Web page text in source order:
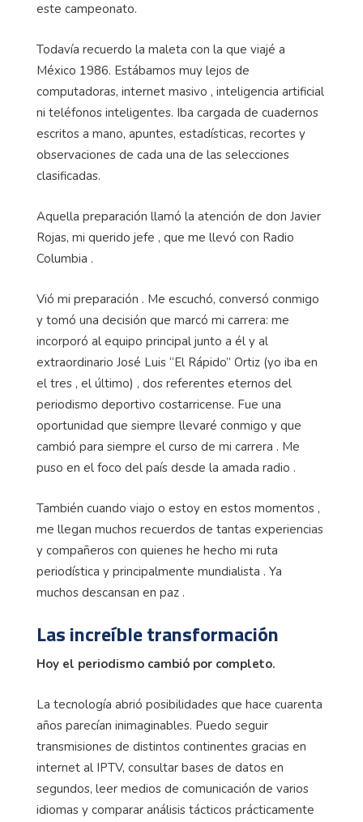
este campeonato.
Todavía recuerdo la maleta con la que viajé a
México 1986. Estábamos muy lejos de
computadoras, internet masivo , inteligencia artificial
ni teléfonos inteligentes. Iba cargada de cuadernos
escritos a mano, apuntes, estadísticas, recortes y
observaciones de cada una de las selecciones
clasificadas.
Aquella preparación llamó la atención de don Javier
Rojas, mi querido jefe , que me llevó con Radio
Columbia .
Vió mi preparación . Me escuchó, conversó conmigo
y tomó una decisión que marcó mi carrera: me
incorporó al equipo principal junto a él y al
extraordinario José Luis “El Rápido” Ortiz (yo iba en
el tres , el último) , dos referentes eternos del
periodismo deportivo costarricense. Fue una
oportunidad que siempre llevaré conmigo y que
cambió para siempre el curso de mi carrera . Me
puso en el foco del país desde la amada radio .
También cuando viajo o estoy en estos momentos ,
me llegan muchos recuerdos de tantas experiencias
y compañeros con quienes he hecho mi ruta
periodística y principalmente mundialista . Ya
muchos descansan en paz .
Las increíble transformación
Hoy el periodismo cambió por completo.
La tecnología abrió posibilidades que hace cuarenta
años parecían inimaginables. Puedo seguir
transmisiones de distintos continentes gracias en
internet al IPTV, consultar bases de datos en
segundos, leer medios de comunicación de varios
idiomas y comparar análisis tácticos prácticamente